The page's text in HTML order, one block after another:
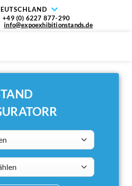
+49 (0) 6227 877-290
info@expoexhibitionstands.de